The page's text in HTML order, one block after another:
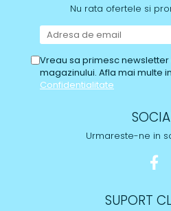
Nu rata ofertele si
Vreau sa primesc
magazinului. Afla mai multe in
Confidentialitate
Urmareste-ne in
SUPORT